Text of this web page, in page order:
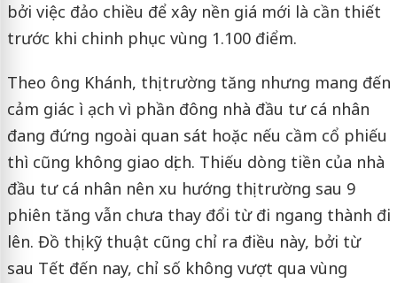
bởi việc đảo chiều để xây nền giá mới là cần thiết
trước khi chinh phục vùng 1.100 điểm.
Theo ông Khánh, thị trường tăng nhưng mang đến
cảm giác ì ạch vì phần đông nhà đầu tư cá nhân
đang đứng ngoài quan sát hoặc nếu cầm cổ phiếu
thì cũng không giao dịch. Thiếu dòng tiền của nhà
đầu tư cá nhân nên xu hướng thị trường sau 9
phiên tăng vẫn chưa thay đổi từ đi ngang thành đi
lên. Đồ thị kỹ thuật cũng chỉ ra điều này, bởi từ
sau Tết đến nay, chỉ số không vượt qua vùng